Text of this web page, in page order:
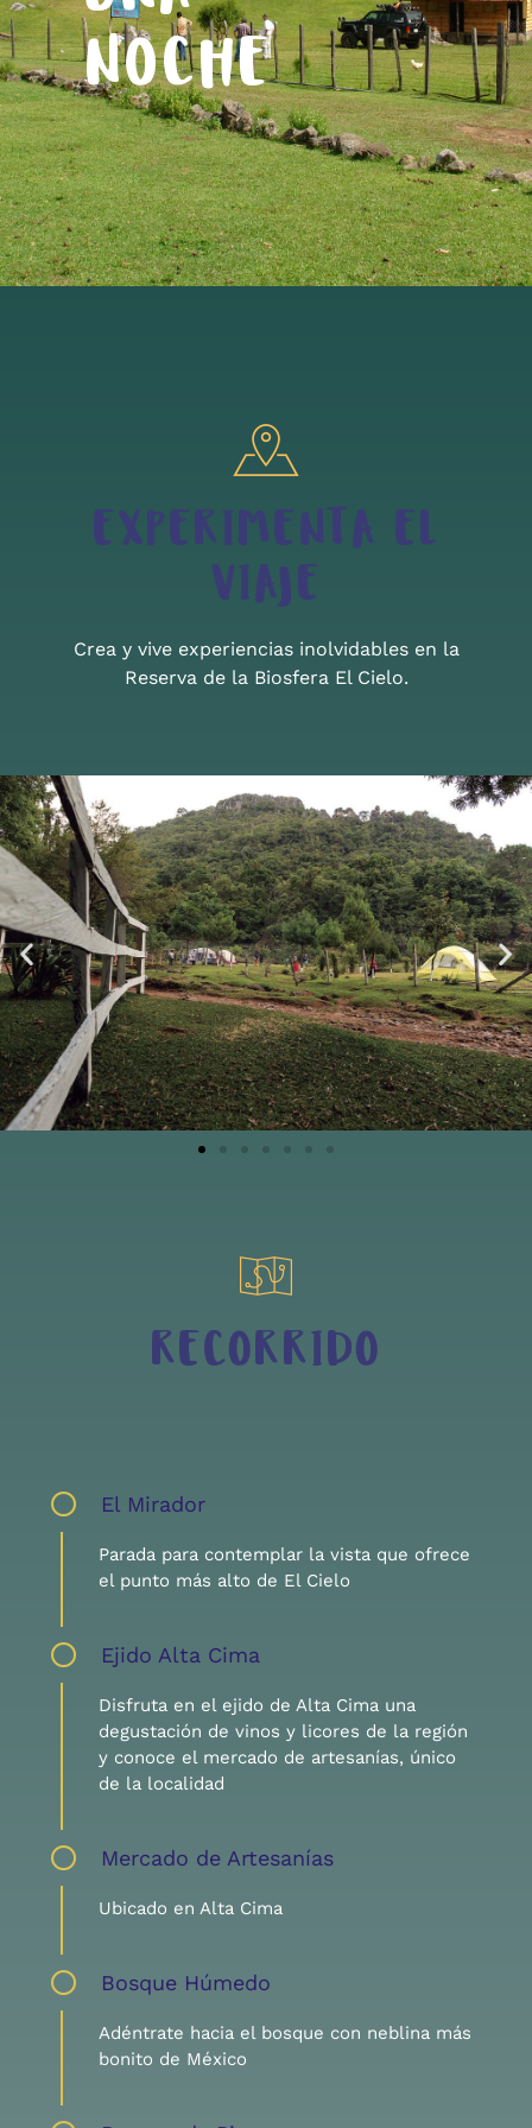
NOCHE
EXPERIMENTA EL
VIAJE
Crea y vive experiencias inolvidables en la
Reserva de la Biosfera El Cielo.
RECORRIDO
El Mirador
Parada para contemplar la vista que ofrece
el punto más alto de El Cielo
Ejido Alta Cima
Disfruta en el ejido de Alta Cima una
degustación de vinos y licores de la región
y conoce el mercado de artesanías, único
de la localidad
Mercado de Artesanías
Ubicado en Alta Cima
Bosque Húmedo
Adéntrate hacia el bosque con neblina más
bonito de México